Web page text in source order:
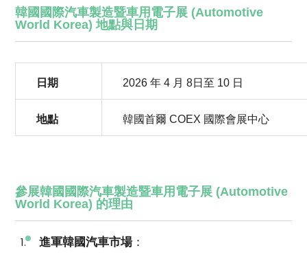
韓國國際汽車製造暨車用電子展 (Automotive
World Korea) 地點與日期
日期 2026 年 4 月 8日至 10 日
地點 韓國首爾 COEX 國際會展中心
參展韓國國際汽車製造暨車用電子展 (Automotive
World Korea) 的理由
進軍韓國汽車市場：